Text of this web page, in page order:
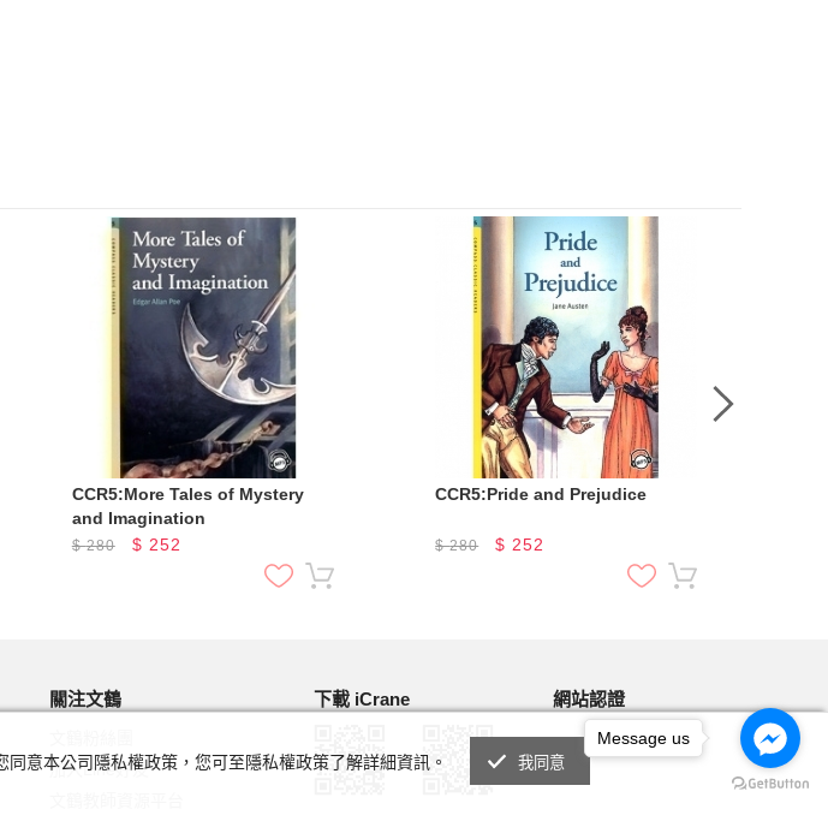
CCR5:More Tales of Mystery
and Imagination
$280 $ 252
CCR5:Pride and Prejudice
$280 $ 252
關注文鶴
加入Line好友
下載 iCrane 網站認證
意本公司隱私權政策，您可至隱私權政策了解詳細資訊。 我同意
Message us